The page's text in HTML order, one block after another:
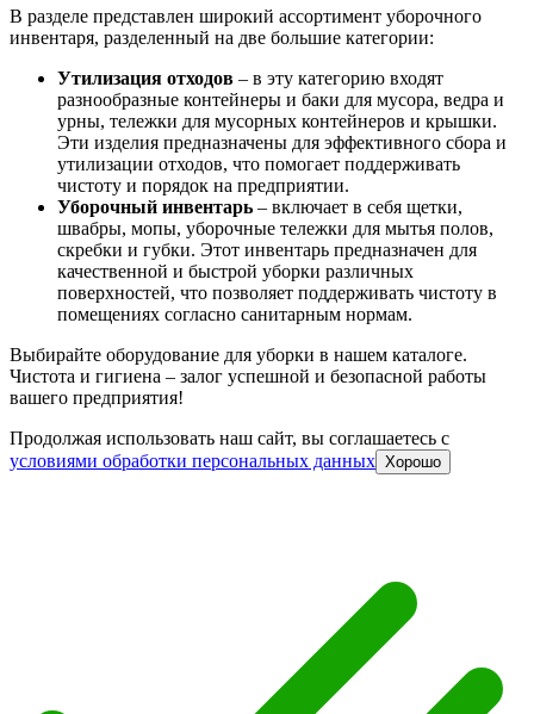
В разделе представлен широкий ассортимент уборочного
инвентаря, разделенный на две большие категории:
Утилизация отходов – в эту категорию входят
разнообразные контейнеры и баки для мусора, ведра и
урны, тележки для мусорных контейнеров и крышки.
Эти изделия предназначены для эффективного сбора и
утилизации отходов, что помогает поддерживать
чистоту и порядок на предприятии.
Уборочный инвентарь – включает в себя щетки,
швабры, мопы, уборочные тележки для мытья полов,
скребки и губки. Этот инвентарь предназначен для
качественной и быстрой уборки различных
поверхностей, что позволяет поддерживать чистоту в
помещениях согласно санитарным нормам.
Выбирайте оборудование для уборки в нашем каталоге.
Чистота и гигиена – залог успешной и безопасной работы
вашего предприятия!
Продолжая использовать наш сайт, вы соглашаетесь c
условиями обработки персональных данных Хорошо